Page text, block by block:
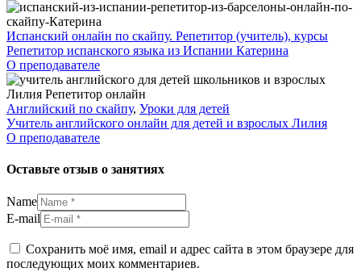
Испанский онлайн по скайпу. Репетитор (учитель), курсы
Репетитор испанского языка из Испании Катерина
О преподавателе
Английский по скайпу, Уроки для детей
Учитель английского онлайн для детей и взрослых Лилия
О преподавателе
Оставьте отзыв о занятиях
Name
E-mail
Сохранить моё имя, email и адрес сайта в этом браузере для
последующих моих комментариев.